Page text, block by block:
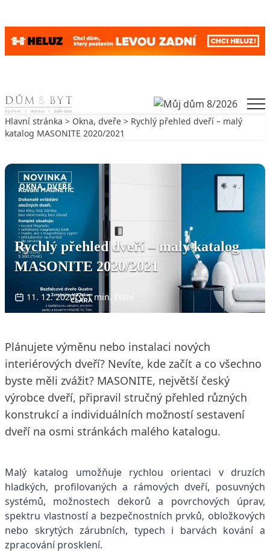
Skip to content
Hlavní stránka > Okna, dveře > Rychlý přehled dveří – malý
katalog MASONITE 2020/2021
OKNA, DVEŘE
Rychlý přehled dveří – malý katalog
MASONITE 2020/2021
11. 12. 2020 1 min. čtení
Plánujete výměnu nebo instalaci nových
interiérových dveří? Nevíte, kde začít a co všechno
byste měli zvážit? MASONITE, největší český
výrobce dveří, připravil stručný přehled různých
konstrukcí a individuálních možností sestavení
dveří na osmi stránkách malého katalogu.
Malý katalog umožňuje rychlou orientaci v druzích
hladkých, profilovaných a rámových dveří, posuvných
systémů, možnostech dekorů a povrchových úprav,
spektru vlastností a bezpečnostních prvků, obložkových
nebo skrytých zárubních, typech i barvách kování a
zpracování prosklení.